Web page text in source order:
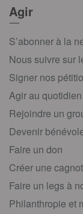
Agir
S’abonner à la
Nous suivre sur
Signer nos
Agir au quotidien
Rejoindre un
Devenir
Faire un don
Créer une
Faire un legs à
Philanthropie et